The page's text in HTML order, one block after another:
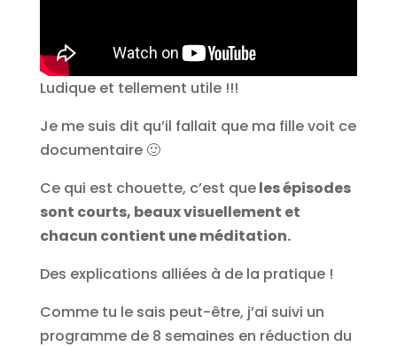
Ludique et tellement utile !!!
Je me suis dit qu’il fallait que ma fille voit ce
documentaire 🙂
Ce qui est chouette, c’est queles épisodes
sont courts, beaux visuellement et
chacun contient une méditation.
Des explications alliées à de la pratique !
Comme tu le sais peut-être, j’ai suivi un
programme de 8 semaines en réduction du